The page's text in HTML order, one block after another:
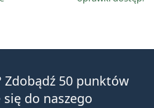
Zdobądź 50 punktów
do naszego